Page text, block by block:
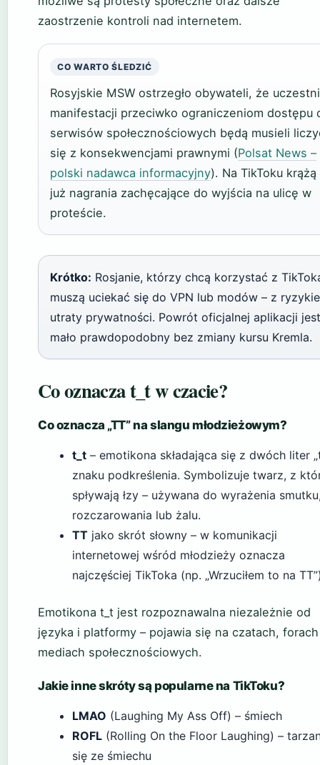
zaostrzenie kontroli nad internetem.
CO WARTO ŚLEDZIĆ
Rosyjskie MSW ostrzegło obywateli, że
manifestacji przeciwko ograniczeniom dostępu
serwisów społecznościowych będą musieli
się z konsekwencjami prawnymi (Polsat News –
polski nadawca informacyjny). Na TikToku krążą
już nagrania zachęcające do wyjścia na ulicę w
proteście.
Krótko: Rosjanie, którzy chcą korzystać z
muszą uciekać się do VPN lub modów – z
utraty prywatności. Powrót oficjalnej aplikacji jest
mało prawdopodobny bez zmiany kursu Kremla.
Co oznacza t_t w czacie?
Co oznacza „TT” na slangu młodzieżowym?
t_t – emotikona składająca się z dwóch liter
znaku podkreślenia. Symbolizuje twarz, z
spływają łzy – używana do wyrażenia
rozczarowania lub żalu.
TT jako skrót słowny – w komunikacji
internetowej wśród młodzieży oznacza
najczęściej TikToka (np. „Wrzuciłem to na
Emotikona t_t jest rozpoznawalna niezależnie od
języka i platformy – pojawia się na czatach,
mediach społecznościowych.
Jakie inne skróty są popularne na TikToku?
LMAO (Laughing My Ass Off) – śmiech
ROFL (Rolling On the Floor Laughing) –
się ze śmiechu